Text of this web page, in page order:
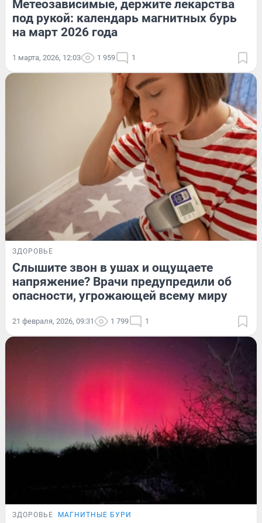
Метеозависимые, держите лекарства
под рукой: календарь магнитных бурь
на март 2026 года
1 марта, 2026, 12:03 1 959 1
ЗДОРОВЬЕ
Слышите звон в ушах и ощущаете
напряжение? Врачи предупредили об
опасности, угрожающей всему миру
21 февраля, 2026, 09:31 1 799 1
ЗДОРОВЬЕ МАГНИТНЫЕ БУРИ